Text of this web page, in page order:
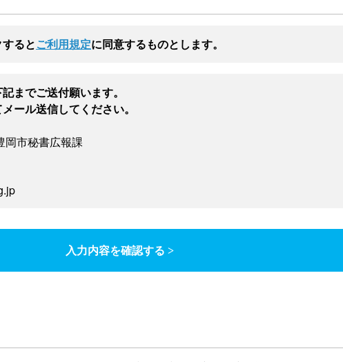
るとご利用規定に同意するものとします。
までご送付願います。
ール送信してください。
市秘書広報課